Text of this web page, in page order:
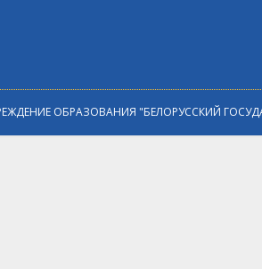
ОБРАЗОВАНИЯ "БЕЛОРУССКИЙ